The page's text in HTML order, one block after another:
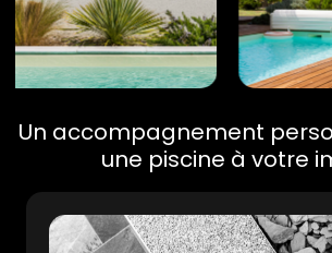
Un accompagnement
une piscine à votre